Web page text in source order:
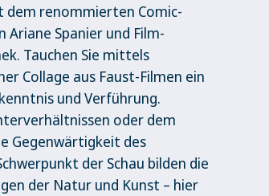
renommierten Comic-
Ariane Spanier und Film-
Tauchen Sie mittels
Collage aus Faust-Filmen ein
und Verführung.
oder dem
Gegenwärtigkeit des
der Schau bilden die
der Natur und Kunst – hier